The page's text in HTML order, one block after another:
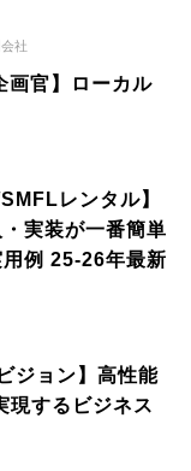
社
画官】ローカル
レンタル】
実装が一番簡単
例 25-26年最新
ジョン】高性能
現するビジネス